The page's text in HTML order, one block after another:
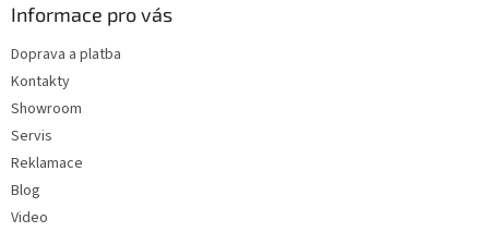
Informace pro vás
Doprava a platba
Kontakty
Showroom
Servis
Reklamace
Blog
Video